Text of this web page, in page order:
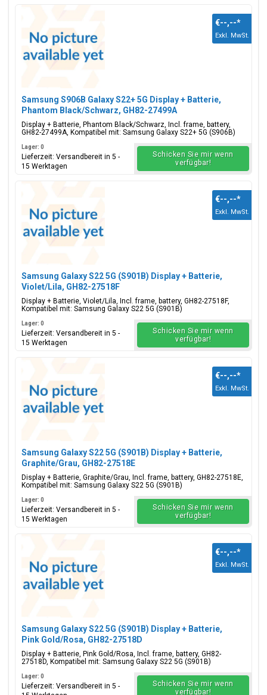
Samsung S906B Galaxy S22+ 5G Display + Batterie,
Phantom Black/Schwarz, GH82-27499A
Display + Batterie, Phantom Black/Schwarz, Incl. frame, battery,
GH82-27499A, Kompatibel mit: Samsung Galaxy S22+ 5G (S906B)
€--,--*
Exkl. MwSt.
Lager: 0
Lieferzeit: Versandbereit in 5 -
15 Werktagen
Schicken Sie mir wenn
verfügbar!
Samsung Galaxy S22 5G (S901B) Display + Batterie,
Violet/Lila, GH82-27518F
Display + Batterie, Violet/Lila, Incl. frame, battery, GH82-27518F,
Kompatibel mit: Samsung Galaxy S22 5G (S901B)
€--,--*
Exkl. MwSt.
Lager: 0
Lieferzeit: Versandbereit in 5 -
15 Werktagen
Schicken Sie mir wenn
verfügbar!
Samsung Galaxy S22 5G (S901B) Display + Batterie,
Graphite/Grau, GH82-27518E
Display + Batterie, Graphite/Grau, Incl. frame, battery, GH82-27518E,
Kompatibel mit: Samsung Galaxy S22 5G (S901B)
€--,--*
Exkl. MwSt.
Lager: 0
Lieferzeit: Versandbereit in 5 -
15 Werktagen
Schicken Sie mir wenn
verfügbar!
Samsung Galaxy S22 5G (S901B) Display + Batterie,
Pink Gold/Rosa, GH82-27518D
Display + Batterie, Pink Gold/Rosa, Incl. frame, battery, GH82-
27518D, Kompatibel mit: Samsung Galaxy S22 5G (S901B)
€--,--*
Exkl. MwSt.
Lager: 0
Lieferzeit: Versandbereit in 5 -
Schicken Sie mir wenn
verfügbar!